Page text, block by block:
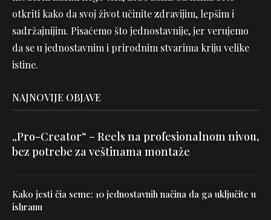
otkriti kako da svoj život učinite zdravijim, lepšim i
sadržajnijim. Pisaćemo što jednostavnije, jer verujemo
da se u jednostavnim i prirodnim stvarima kriju velike
istine.
NAJNOVIJE OBJAVE
„Pro-Creator“ – Reels na profesionalnom nivou,
bez potrebe za veštinama montaže
Kako jesti čia seme: 10 jednostavnih načina da ga uključite u
ishranu